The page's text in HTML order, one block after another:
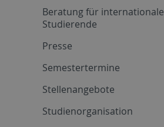
Beratung für internationale
Studierende
Presse
Semestertermine
Stellenangebote
Studienorganisation